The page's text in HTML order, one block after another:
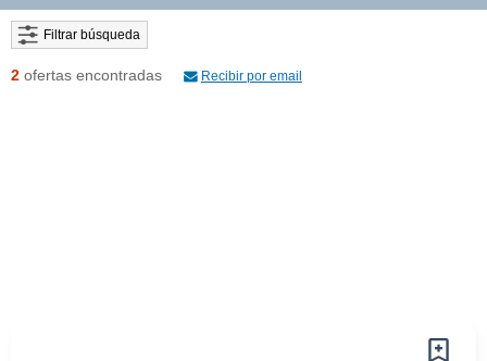
Filtrar búsqueda
2 ofertas encontradas Recibir por email